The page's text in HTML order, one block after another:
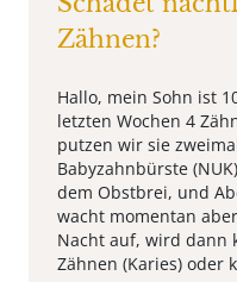
Zähnen?
Hallo, mein Sohn ist
letzten Wochen 4
putzen wir sie
Babyzahnbürste
dem Obstbrei, und
wacht momentan
Nacht auf, wird dann
Zähnen (Karies) oder